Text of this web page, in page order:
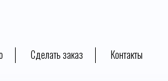
Сделать заказ Контакты